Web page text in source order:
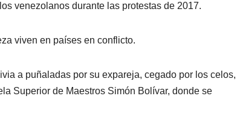
venezolanos durante las protestas de 2017.
viven en países en conflicto.
a puñaladas por su expareja, cegado por los celos,
Superior de Maestros Simón Bolívar, donde se